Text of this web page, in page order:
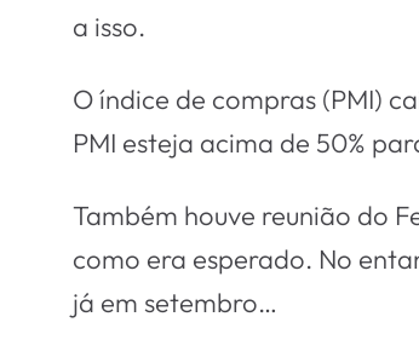
a isso.
O índice de compras (PMI)
PMI esteja acima de 50%
Também houve reunião do
como era esperado. No
já em setembro…